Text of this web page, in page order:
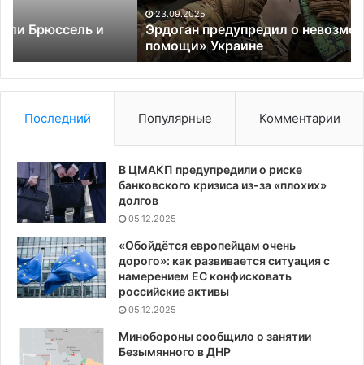
Эрдоган предупредил о невозможности «вечной
по
Последний Популярные Комментарии
В ЦМАКП предупредили о риске
банковского кризиса из-за «плохих»
долгов
05.12.2025
«Обойдётся европейцам очень
дорого»: как развивается ситуация с
намерением ЕС конфисковать
российские активы
05.12.2025
Минобороны сообщило о занятии
Безымянного в ДНР